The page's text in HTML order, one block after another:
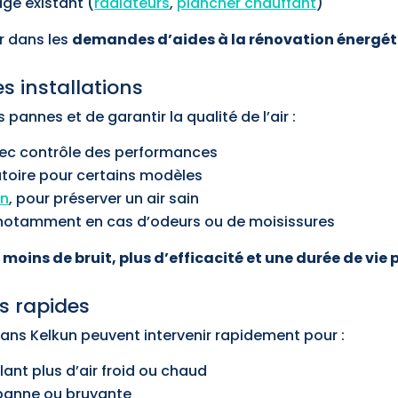
dans les demandes d’aides à la rénovation
installations
pannes et de garantir la qualité de l’air :
contrôle des performances
pour certains modèles
, pour préserver un air sain
en cas d’odeurs ou de moisissures
moins de bruit, plus d’efficacité et une durée de vie
rapides
Kelkun peuvent intervenir rapidement pour :
plus d’air froid ou chaud